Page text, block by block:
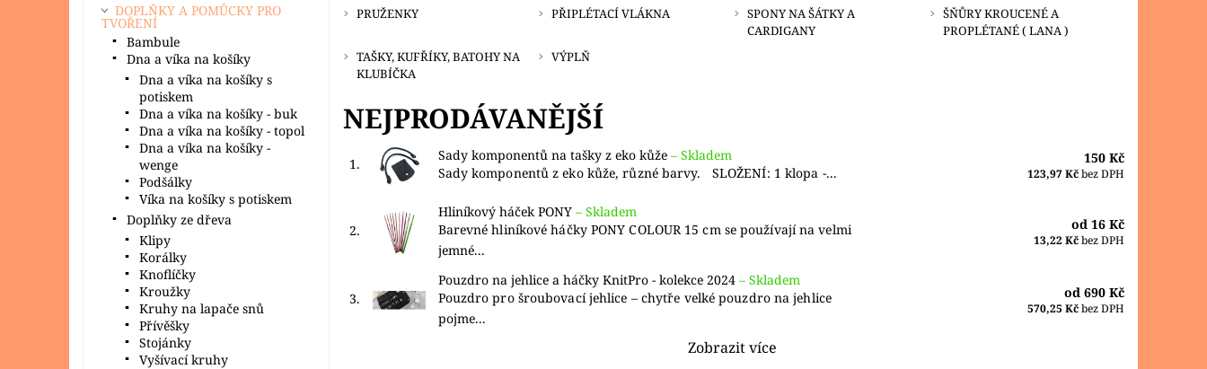
PRUŽENKY PŘIPLÉTACÍ VLÁKNA
SPONY NA ŠÁTKY A
CARDIGANY
ŠŇŮRY KROUCENÉ A
PROPLÉTANÉ ( LANA )
TAŠKY, KUFŘÍKY, BATOHY NA
KLUBÍČKA
VÝPLŇ
NEJPRODÁVANĚJŠÍ
1.
Sady komponentů na tašky z eko kůže – Skladem
Sady komponentů z eko kůže, různé barvy. SLOŽENÍ: 1 klopa -...
150 Kč
123,97 Kčbez DPH
2.
Hliníkový háček PONY – Skladem
Barevné hliníkové háčky PONY COLOUR 15 cm se používají na velmi
jemné...
od 16 Kč
13,22 Kčbez DPH
3.
Pouzdro na jehlice a háčky KnitPro - kolekce 2024 – Skladem
Pouzdro pro šroubovací jehlice – chytře velké pouzdro na jehlice
pojme...
od 690 Kč
570,25 Kčbez DPH
Zobrazit více
DOPLŇKY A POMŮCKY PRO
TVOŘENÍ
Bambule
Dna a víka na košíky
Dna a víka na košíky s
potiskem
Dna a víka na košíky - buk
Dna a víka na košíky - topol
Dna a víka na košíky -
wenge
Podšálky
Víka na košíky s potiskem
Doplňky ze dřeva
Klipy
Korálky
Knoflíčky
Kroužky
Kruhy na lapače snů
Přívěšky
Stojánky
Vyšívací kruhy